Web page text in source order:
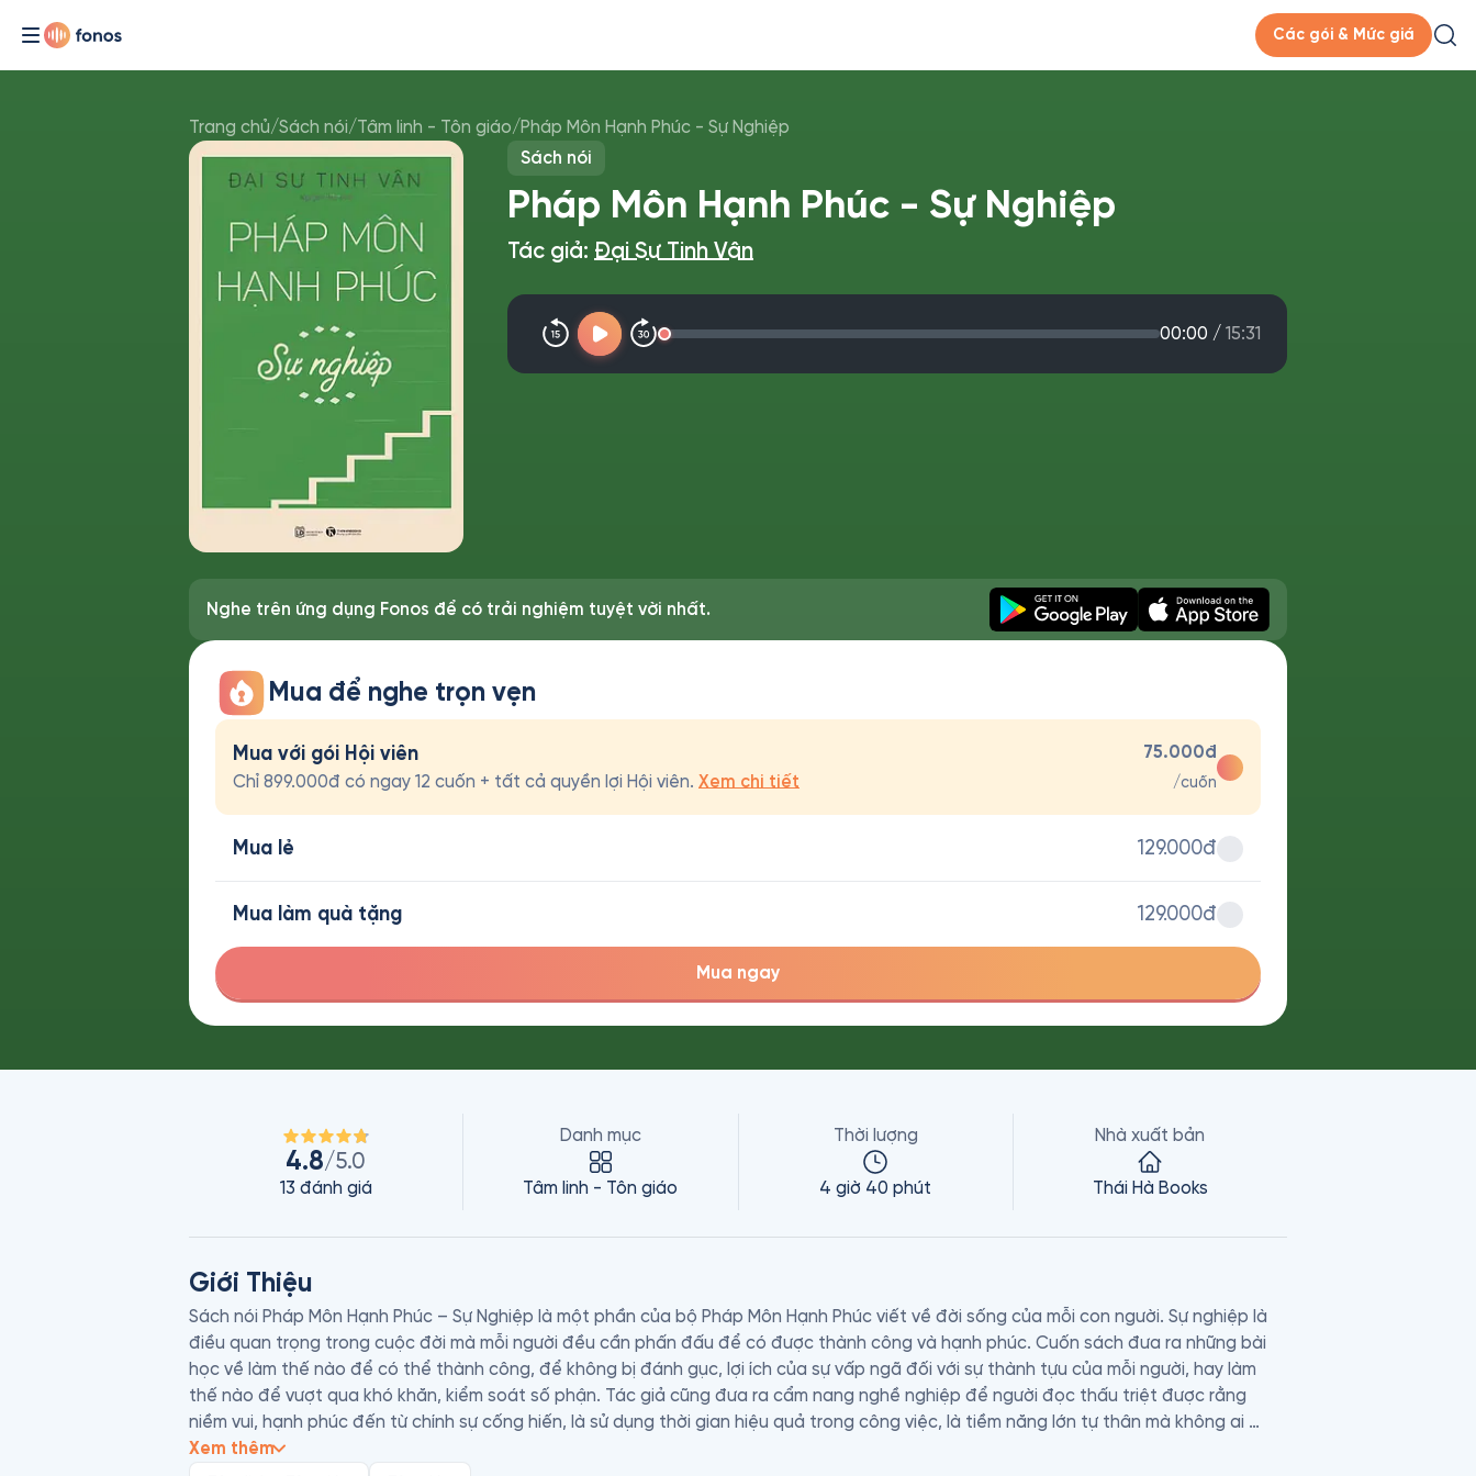
Các gói & Mức giá
Trang chủ/Sách nói/Tâm linh - Tôn giáo/Pháp Môn Hạnh Phúc - Sự Nghiệp
Sách nói
Pháp Môn Hạnh Phúc - Sự Nghiệp
Tác giả: Đại Sư Tinh Vân
00:00 / 15:31
Nghe trên ứng dụng Fonos để có trải nghiệm tuyệt vời nhất.
Mua để nghe trọn vẹn
Mua với gói Hội viên
Chỉ 899.000đ có ngay 12 cuốn + tất cả quyền lợi Hội viên. Xem chi tiết
75.000đ
/cuốn
Mua lẻ 129.000đ
Mua làm quà tặng 129.000đ
Mua ngay
4.8/5.0
13 đánh giá
Danh mục
Tâm linh - Tôn giáo
Thời lượng
4 giờ 40 phút
Nhà xuất bản
Thái Hà Books
Giới Thiệu
Sách nói Pháp Môn Hạnh Phúc – Sự Nghiệp là một phần của bộ Pháp Môn Hạnh Phúc viết về đời sống của mỗi con người. Sự nghiệp là
điều quan trọng trong cuộc đời mà mỗi người đều cần phấn đấu để có được thành công và hạnh phúc. Cuốn sách đưa ra những bài
học về làm thế nào để có thể thành công, để không bị đánh gục, lợi ích của sự vấp ngã đối với sự thành tựu của mỗi người, hay làm
thế nào để vượt qua khó khăn, kiểm soát số phận. Tác giả cũng đưa ra cẩm nang nghề nghiệp để người đọc thấu triệt được rằng
niềm vui, hạnh phúc đến từ chính sự cống hiến, là sử dụng thời gian hiệu quả trong công việc, là tiềm năng lớn tự thân mà không ai
cũng có thể nhận biết, là thái độ làm việc quyết định hiệu quả của công việc đó, là tự tin, không sợ chê bai… Ngoài ra, tác giả còn có
Xem thêm